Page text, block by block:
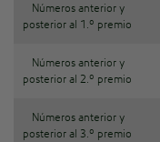
Números anterior y
posterior al 1.º premio
Números anterior y
posterior al 2.º premio
Números anterior y
posterior al 3.º premio